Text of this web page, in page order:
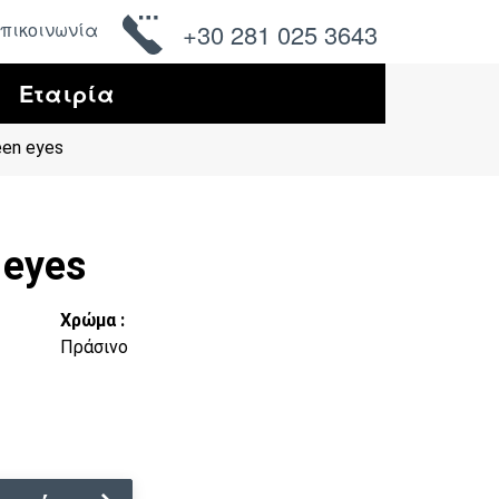
+30 281 025 3643
Εταιρία
eyes
Χρώμα :
Πράσινο